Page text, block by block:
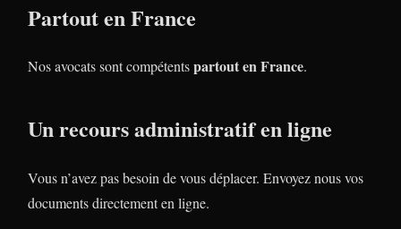
Partout en France
Nos avocats sont compétentspartout en France.
Un recours administratif en ligne
Vous n’avez pas besoin de vous déplacer. Envoyez nous vos
documents directement en ligne.